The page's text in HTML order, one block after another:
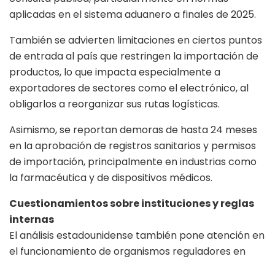
aplicadas en el sistema aduanero a finales de 2025.
También se advierten limitaciones en ciertos puntos
de entrada al país que restringen la importación de
productos, lo que impacta especialmente a
exportadores de sectores como el electrónico, al
obligarlos a reorganizar sus rutas logísticas.
Asimismo, se reportan demoras de hasta 24 meses
en la aprobación de registros sanitarios y permisos
de importación, principalmente en industrias como
la farmacéutica y de dispositivos médicos.
Cuestionamientos sobre instituciones y reglas
internas
El análisis estadounidense también pone atención en
el funcionamiento de organismos reguladores en